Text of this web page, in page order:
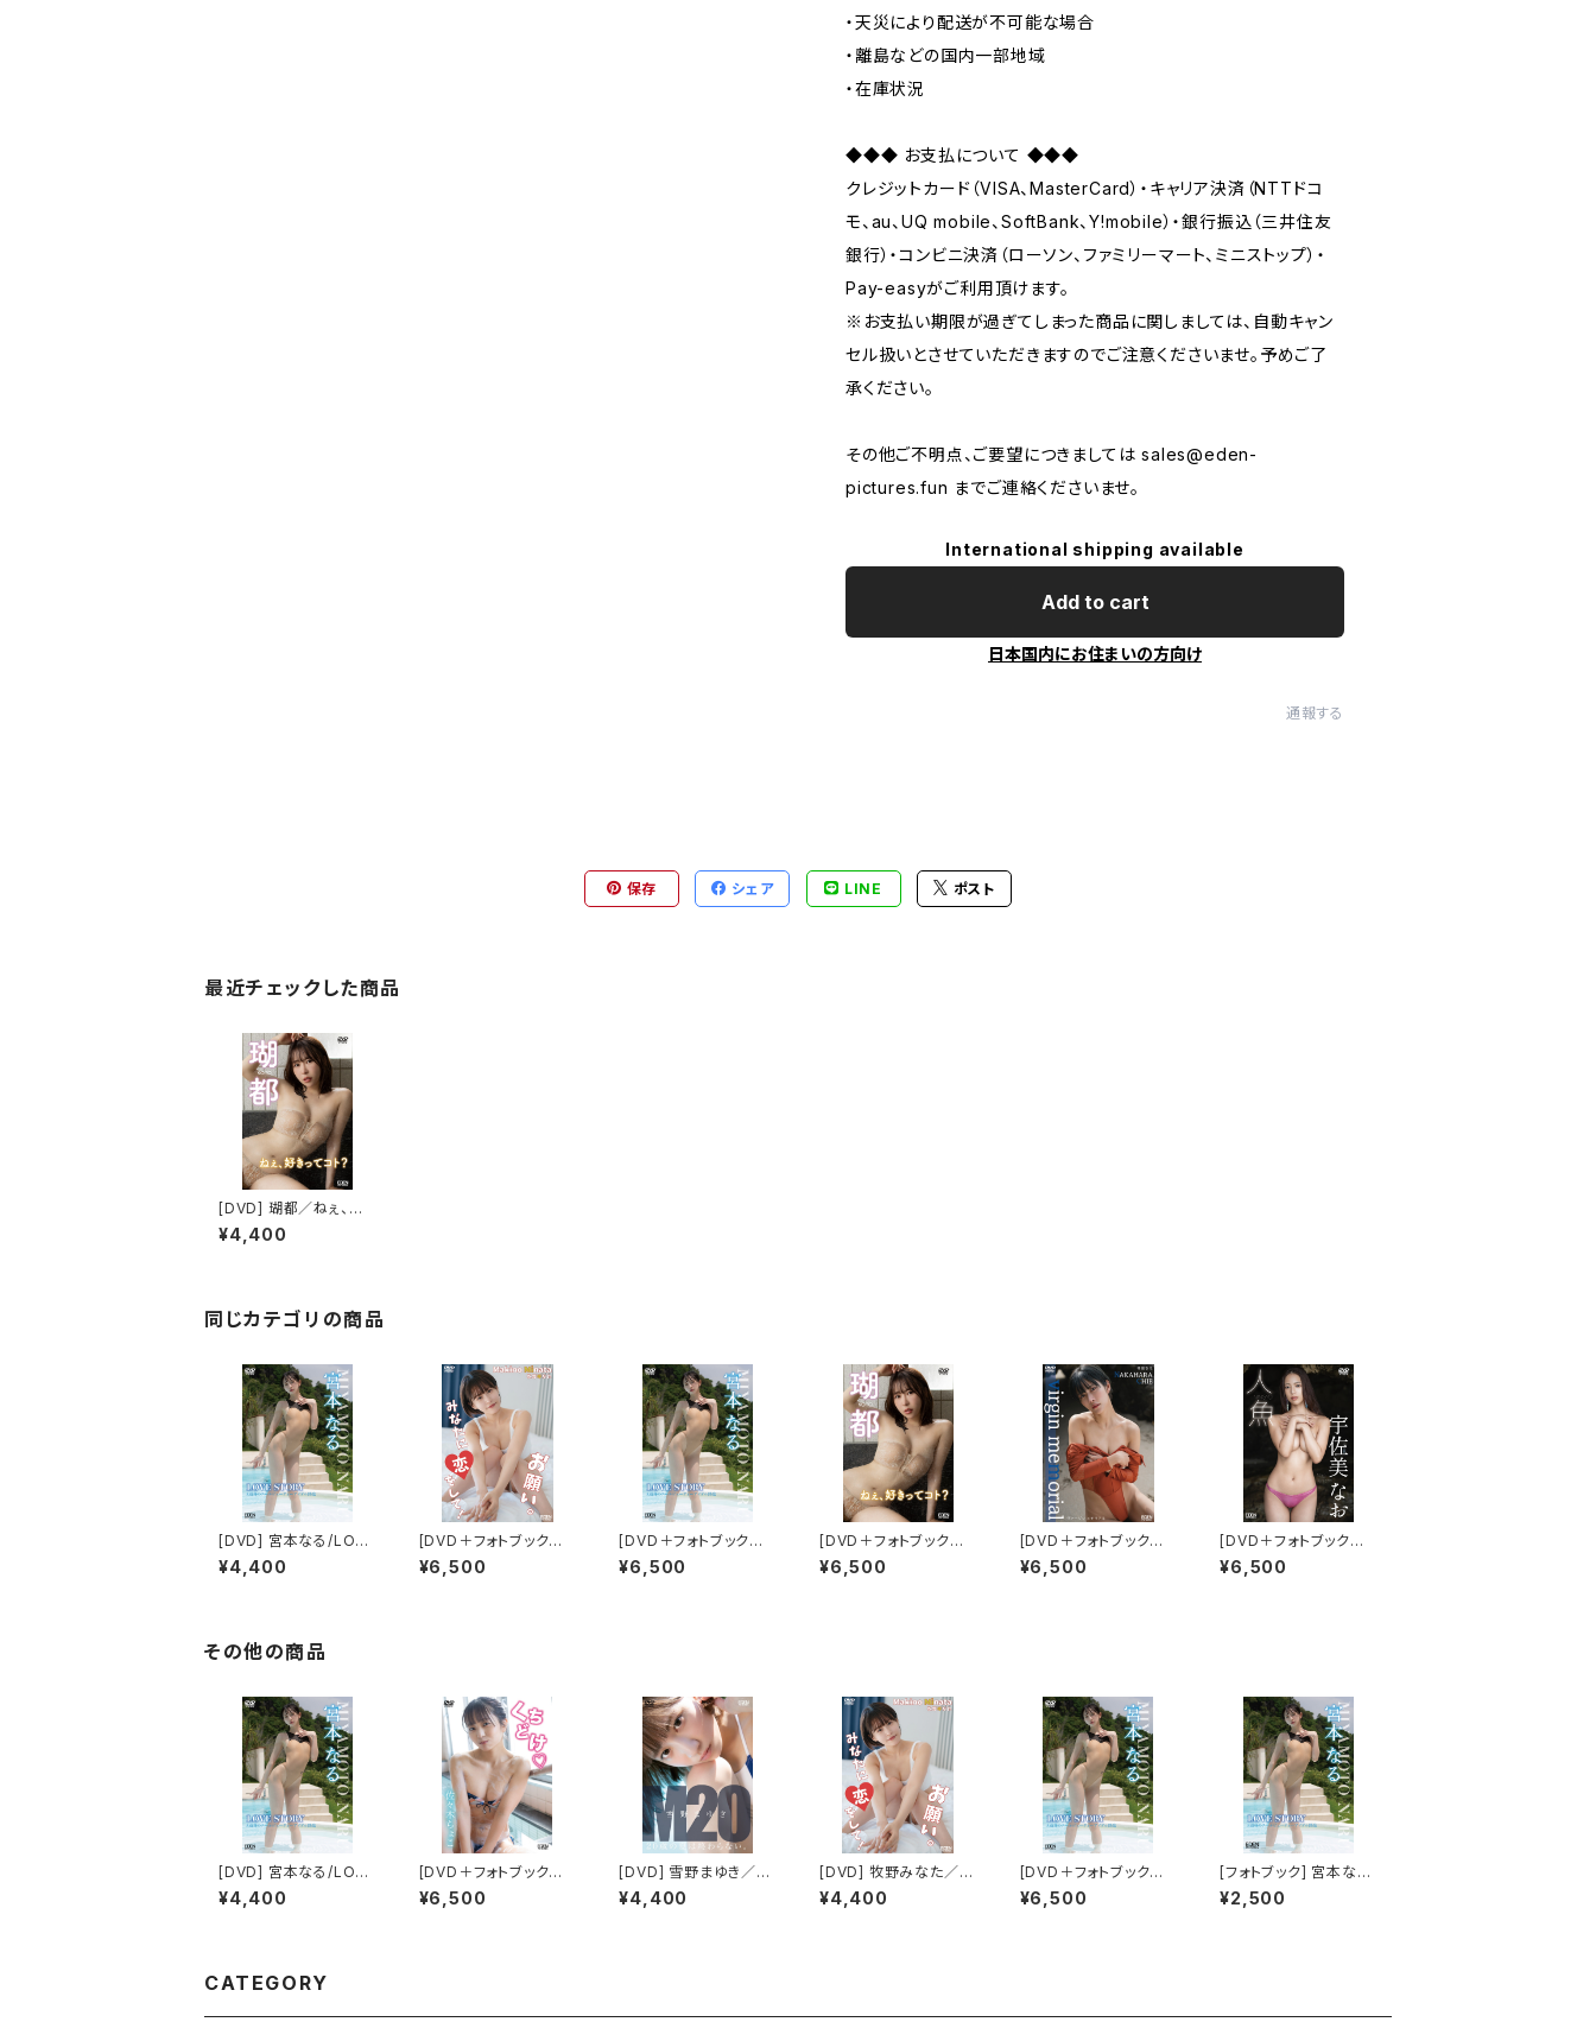
・天災により配送が不可能な場合
・離島などの国内一部地域
・在庫状況
◆◆◆ お支払について ◆◆◆
クレジットカード（VISA、MasterCard）・キャリア決済（NTTドコ
モ、au、UQ mobile、SoftBank、Y!mobile）・銀行振込（三井住友
銀行）・コンビニ決済（ローソン、ファミリーマート、ミニストップ）・
Pay-easyがご利用頂けます。
※お支払い期限が過ぎてしまった商品に関しましては、自動キャン
セル扱いとさせていただきますのでご注意くださいませ。予めご了
承ください。
その他ご不明点、ご要望につきましてはsales@eden-
pictures.fun までご連絡くださいませ。
International shipping available
Add to cart
日本国内にお住まいの方向け
通報する
保存 シェア LINE ポスト
最近チェックした商品
[DVD] 瑚都／ねぇ、好
きってコト？ 限定ブロマ
イド５種(ABCDE)付き
¥4,400
同じカテゴリの商品
[DVD] 宮本なる/LOVE
STORY 限定ブロマイ
ド５種(ABCDE)付き
¥4,400
[DVD＋フォトブック＋
限定特典付き] 牧野み
なた／お願い。みなたに
¥6,500
[DVD＋フォトブック＋
限定特典付き] 宮本な
る/LOVE STORY
¥6,500
[DVD＋フォトブック＋
限定特典付き] 瑚都／
ねぇ、好きってコト？
¥6,500
[DVD＋フォトブック＋
限定特典付き] 仲原ちえ
／virgin memorial
¥6,500
[DVD＋フォトブック＋
限定特典付き] 宇佐美
なお/人魚
¥6,500
その他の商品
[DVD] 宮本なる/LOVE
STORY 限定ブロマイ
ド５種(ABCDE)付き
¥4,400
[DVD＋フォトブック＋
限定特典付き] 佐々木ち
ょこ／くちどけ
¥6,500
[DVD] 雪野まゆき／M
２０ ２０歳の夏は終わら
ない 限定ブロマイド５
¥4,400
[DVD] 牧野みなた／お
願い。みなたに恋をし
て！ 限定ブロマイド５種
¥4,400
[DVD＋フォトブック＋
限定特典付き] 宮本な
る/LOVE STORY
¥6,500
[フォトブック] 宮本なる/
LOVE STORY 限定ブ
ロマイド５種(FGHIJ)付
¥2,500
CATEGORY